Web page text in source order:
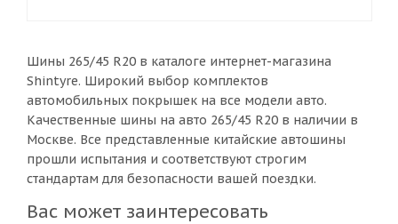
Шины 265/45 R20 в каталоге интернет-магазина
Shintyre. Широкий выбор комплектов
автомобильных покрышек на все модели авто.
Качественные шины на авто 265/45 R20 в наличии в
Москве. Все представленные китайские автошины
прошли испытания и соответствуют строгим
стандартам для безопасности вашей поездки.
Вас может заинтересовать